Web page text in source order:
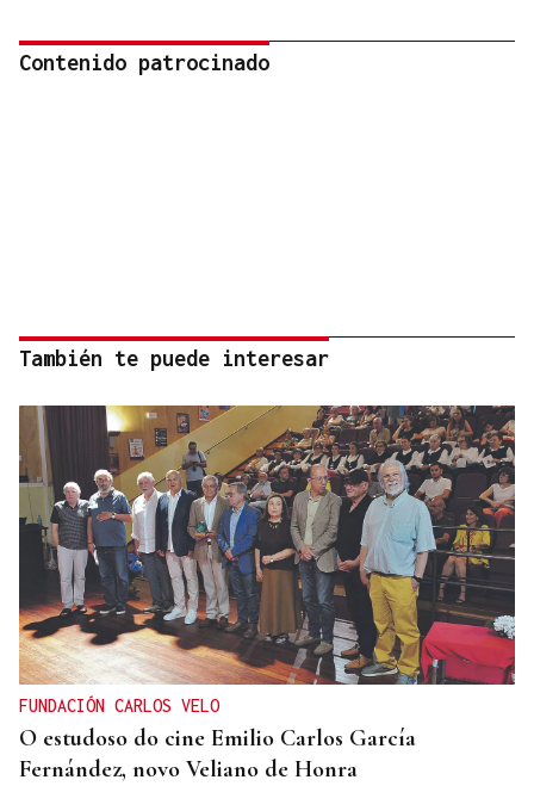
Contenido patrocinado
También te puede interesar
FUNDACIÓN CARLOS VELO
O estudoso do cine Emilio Carlos García
Fernández, novo Veliano de Honra